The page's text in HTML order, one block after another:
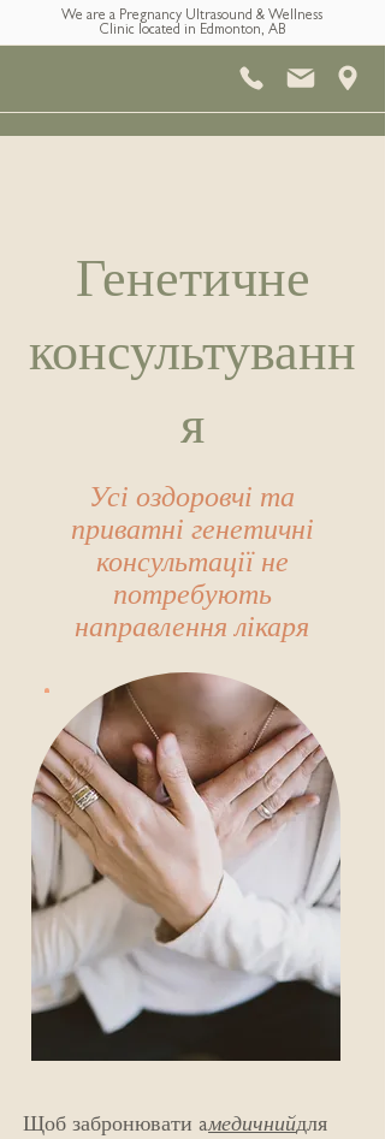
We are a Pregnancy Ultrasound & Wellness
Clinic located in Edmonton, AB
Генетичне
консультуванн
я
Усі оздоровчі та
приватні генетичні
консультації не
потребують
направлення лікаря
Щоб забронювати aмедичнийдля